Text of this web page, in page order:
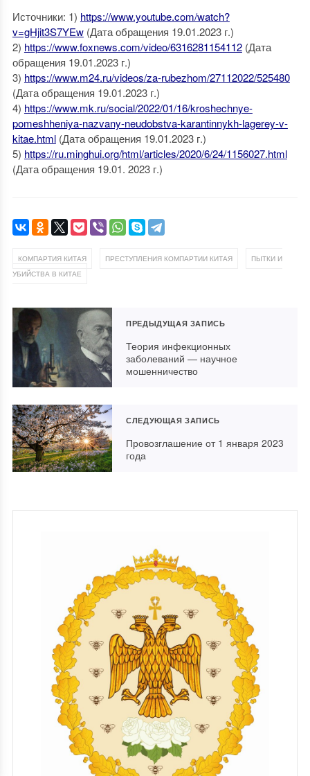
Источники: 1) https://www.youtube.com/watch?
v=gHjit3S7YEw(Дата обращения 19.01.2023 г.)
2) https://www.foxnews.com/video/6316281154112(Дата
обращения 19.01.2023 г.)
3) https://www.m24.ru/videos/za-rubezhom/27112022/525480
(Дата обращения 19.01.2023 г.)
4) https://www.mk.ru/social/2022/01/16/kroshechnye-
pomeshheniya-nazvany-neudobstva-karantinnykh-lagerey-v-
kitae.html(Дата обращения 19.01.2023 г.)
5) https://ru.minghui.org/html/articles/2020/6/24/1156027.html
(Дата обращения 19.01. 2023 г.)
КОМПАРТИЯ КИТАЯ ПРЕСТУПЛЕНИЯ КОМПАРТИИ КИТАЯ
ПЫТКИ И
УБИЙСТВА В КИТАЕ
ПРЕДЫДУЩАЯ ЗАПИСЬ
Теория инфекционных
заболеваний — научное
мошенничество
СЛЕДУЮЩАЯ ЗАПИСЬ
Провозглашение от 1 января 2023
года